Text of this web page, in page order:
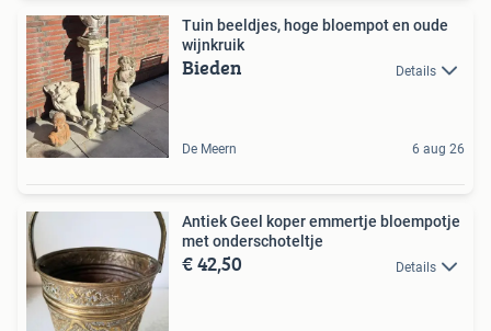
Tuin beeldjes, hoge bloempot en oude
wijnkruik
Bieden Details
De Meern 6 aug 26
Antiek Geel koper emmertje bloempotje
met onderschoteltje
€ 42,50 Details